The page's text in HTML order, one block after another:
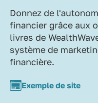
Donnez de
financier grâce aux
livres de
système de
financière.
Exemple de site